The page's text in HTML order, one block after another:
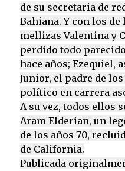
de su secretaria de
Bahiana. Y con los
mellizas Valentina y
perdido todo
hace años; Ezequiel,
Junior, el padre de
político en carrera
A su vez, todos ellos
Aram Elderian, un
de los años 70,
de California.
Publicada